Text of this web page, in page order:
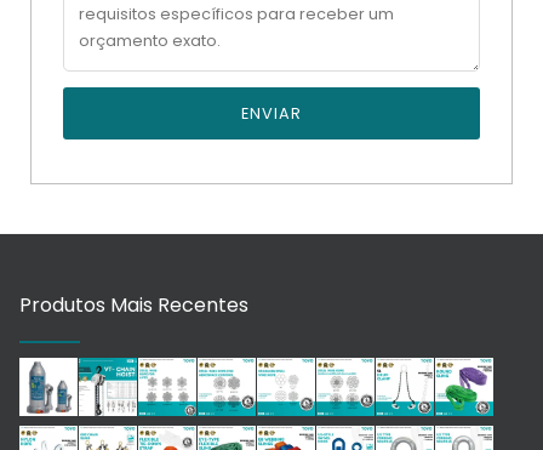
ENVIAR
Produtos Mais Recentes